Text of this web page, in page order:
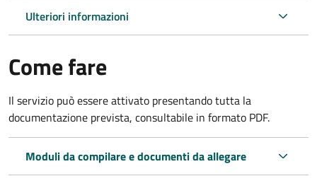
Ulteriori informazioni
Come fare
Il servizio può essere attivato presentando tutta la
documentazione prevista, consultabile in formato PDF.
Moduli da compilare e documenti da allegare